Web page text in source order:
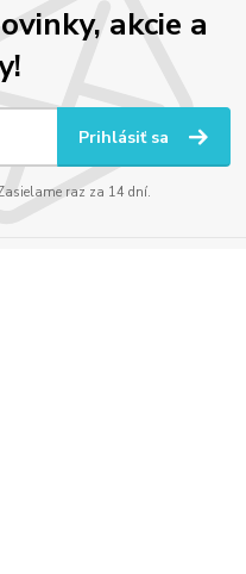
akcie a
Prihlásiť sa
raz za 14 dní.